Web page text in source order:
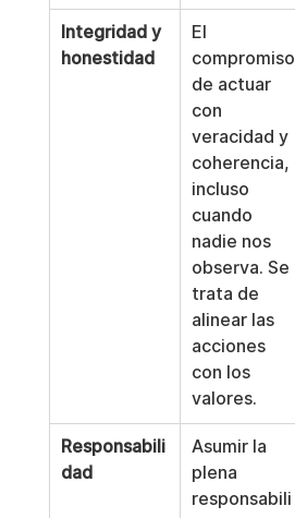
Integridad y
honestidad
El
compromiso
de actuar
con
veracidad y
coherencia,
incluso
cuando
nadie nos
observa. Se
trata de
alinear las
acciones
con los
valores.
Responsabili
dad
Asumir la
plena
responsabili